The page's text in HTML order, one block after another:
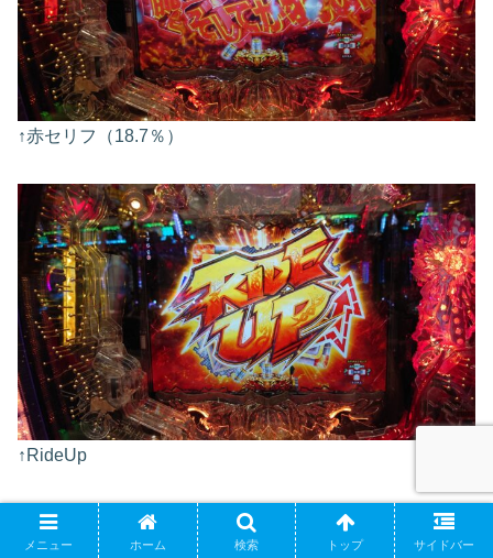
↑赤セリフ（18.7％）
↑RideUp
メニュー ホーム 検索 トップ サイドバー